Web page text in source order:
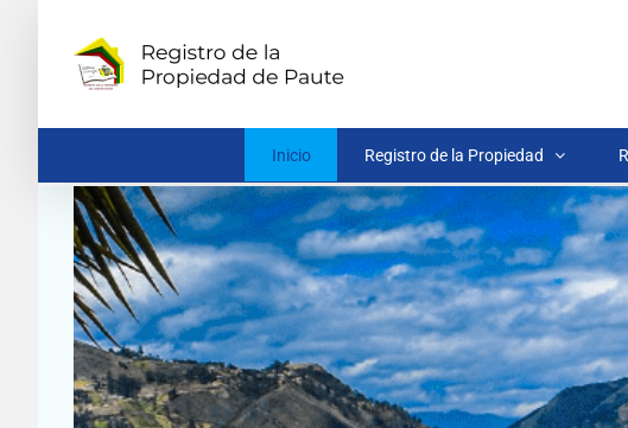
contenido
Inicio Registro de la Propiedad